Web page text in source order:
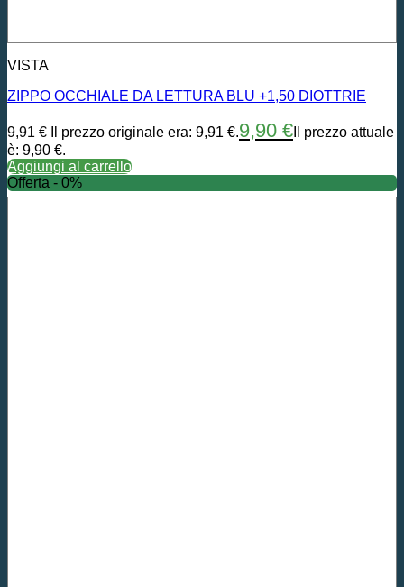
VISTA
ZIPPO OCCHIALE DA LETTURA BLU +1,50 DIOTTRIE
9,91€ Il prezzo originale era: 9,91 €.9,90 € Il prezzo attuale
è: 9,90 €.
Aggiungi al carrello
Offerta - 0%